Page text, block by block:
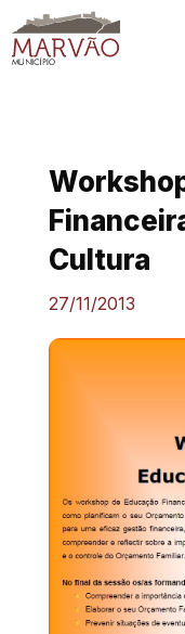
to
content
Cultura
27/11/2013